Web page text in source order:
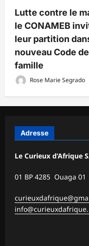
Lutte contre le
le CONAMEB
leur partition
nouveau Code
famille
Rose Marie Segrado
Adresse
Le Curieux d’Afrique
01 BP 4285 Ouaga 01